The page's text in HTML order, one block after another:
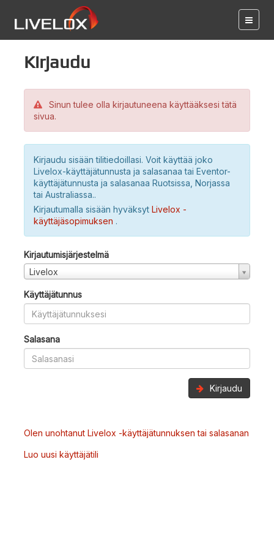
Kirjaudu
Sinun tulee olla kirjautuneena käyttääksesi tätä
sivua.
Kirjaudu sisään tilitiedoillasi. Voit käyttää joko
Livelox-käyttäjätunnusta ja salasanaa tai Eventor-
käyttäjätunnusta ja salasanaa Ruotsissa, Norjassa
tai Australiassa..
Kirjautumalla sisään hyväksyt Livelox -
käyttäjäsopimuksen .
Kirjautumisjärjestelmä
Livelox
Käyttäjätunnus
Salasana
Kirjaudu
Olen unohtanut Livelox -käyttäjätunnuksen tai salasanan
Luo uusi käyttäjätili